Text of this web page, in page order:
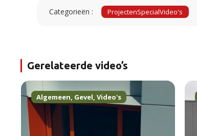
Categorieën : ProjectenSpecialVideo's
Gerelateerde video’s
Algemeen, Gevel, Video's